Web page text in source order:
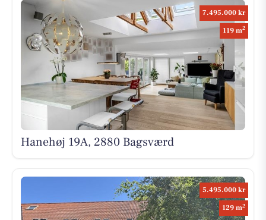
7.495.000 kr
119 m2
Hanehøj 19A, 2880 Bagsværd
5.495.000 kr
129 m2